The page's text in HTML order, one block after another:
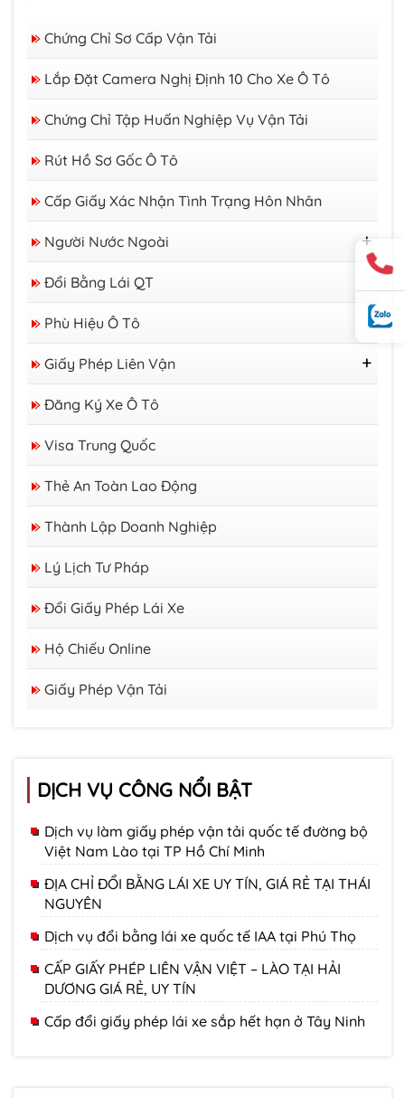
Chứng Chỉ Sơ Cấp Vận Tải
Lắp Đặt Camera Nghị Định 10 Cho Xe Ô Tô
Chứng Chỉ Tập Huấn Nghiệp Vụ Vận Tải
Rút Hồ Sơ Gốc Ô Tô
Cấp Giấy Xác Nhận Tình Trạng Hôn Nhân
Người Nước Ngoài
Thị Thực
Thẻ Tạm Trú
Giấy Phép Lao Động
Đổi Bằng Lái QT
Phù Hiệu Ô Tô
Giấy Phép Liên Vận
GP Liên Vận Việt - Lào
GP Liên Vận Việt - Campuchia
Đăng Ký Xe Ô Tô
Visa Trung Quốc
Thẻ An Toàn Lao Động
Thành Lập Doanh Nghiệp
Lý Lịch Tư Pháp
Đổi Giấy Phép Lái Xe
Hộ Chiếu Online
Giấy Phép Vận Tải
DỊCH VỤ CÔNG NỔI BẬT
Dịch vụ làm giấy phép vận tải quốc tế đường bộ
Việt Nam Lào tại TP Hồ Chí Minh
ĐỊA CHỈ ĐỔI BẰNG LÁI XE UY TÍN, GIÁ RẺ TẠI THÁI
NGUYÊN
Dịch vụ đổi bằng lái xe quốc tế IAA tại Phú Thọ
CẤP GIẤY PHÉP LIÊN VẬN VIỆT – LÀO TẠI HẢI
DƯƠNG GIÁ RẺ, UY TÍN
Cấp đổi giấy phép lái xe sắp hết hạn ở Tây Ninh